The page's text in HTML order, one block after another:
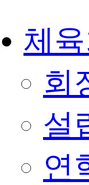
체
회
설
연